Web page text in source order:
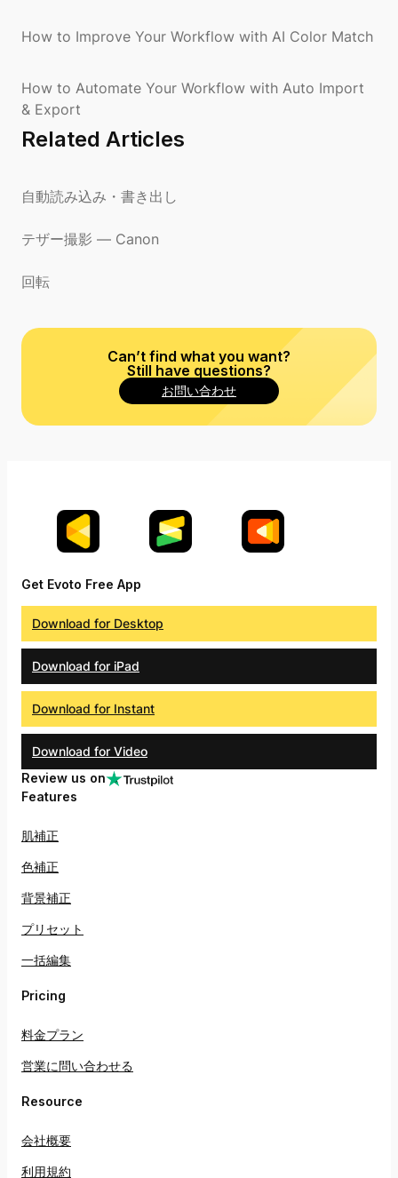
How to Improve Your Workflow with AI Color Match
How to Automate Your Workflow with Auto Import
& Export
Related Articles
自動読み込み・書き出し
テザー撮影 — Canon
回転
Can’t find what you want?
Still have questions?
お問い合わせ
Get Evoto Free App
Download for Desktop
Download for iPad
Download for Instant
Download for Video
Review us on
Features
肌補正
色補正
背景補正
プリセット
一括編集
Pricing
料金プラン
営業に問い合わせる
Resource
会社概要
利用規約